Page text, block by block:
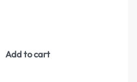
Add to cart